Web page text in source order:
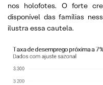
nos holofotes.
O forte
disponível das famílias
ilustra essa cautela.